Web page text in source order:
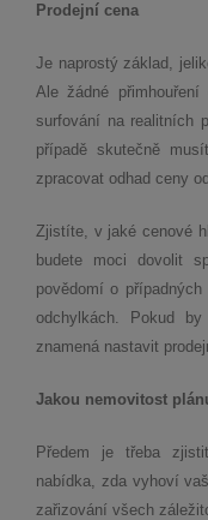
Prodejní cena
Je naprostý základ,
Ale žádné
surfování na realitních
případě skutečně
zpracovat odhad ceny
Zjistíte, v jaké cenové
budete moci dovolit
povědomí o
odchylkách. Pokud
znamená nastavit
Jakou nemovitost
Předem je třeba
nabídka, zda vyhoví
zařizování všech